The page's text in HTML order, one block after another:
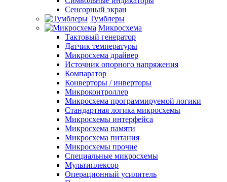
Сенсорный экран
Тумблеры
Микросхема
Тактовый генератор
Датчик температуры
Микросхема драйвер
Источник опорного напряжения
Компаратор
Конверторы / инверторы
Микроконтроллер
Микросхема программируемой логики
Стандартная логика микросхемы
Микросхемы интерфейса
Микросхема памяти
Микросхема питания
Микросхемы прочие
Специальные микросхемы
Мультиплексор
Операционный усилитель